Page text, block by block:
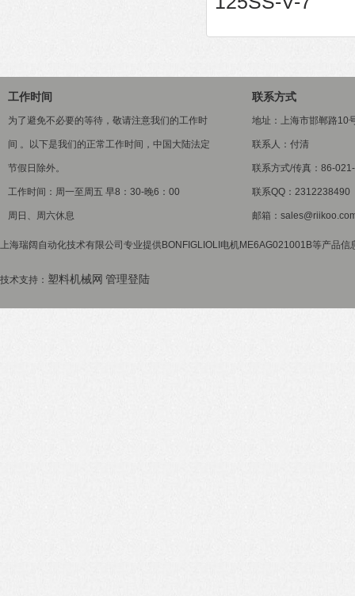
工作时间
为了避免不必要的等待，敬请注意我们的工作时
间 。以下是我们的正常工作时间，中国大陆法定
节假日除外。
工作时间：周一至周五 早8：30-晚6：00
周日、周六休息
联系方式
地址：上海市邯郸路10
联系人：付清
联系方式/传真：86-
联系QQ：2312238490
邮箱：
上海瑞阔自动化技术有限公司专业提供BONFIGLIOLI电机ME6AG021001B等产品
技术支持： 塑料机械网 管理登陆